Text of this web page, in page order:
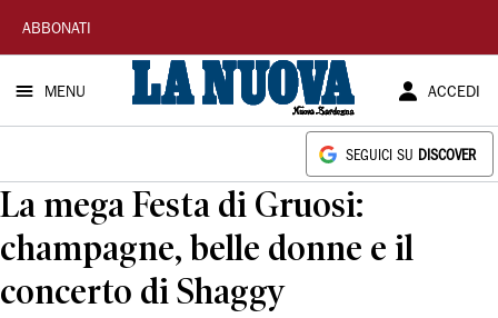
La
Nuova
Sardegna
ABBONATI
MENU ACCEDI
SEGUICI SU DISCOVER
La mega Festa di Gruosi:
champagne, belle donne e il
concerto di Shaggy